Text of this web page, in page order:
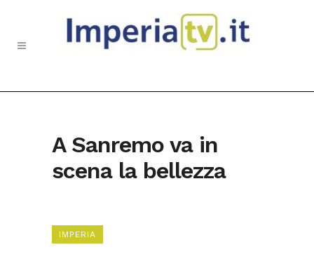
A Sanremo va in
scena la bellezza
IMPERIA